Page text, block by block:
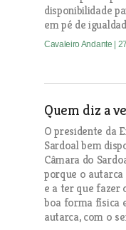
disponibilidade
em pé de
Cavaleiro Andante |
Quem diz a
O presidente da
Sardoal bem
Câmara do
porque o
e a ter que fazer
boa forma física
autarca, com o